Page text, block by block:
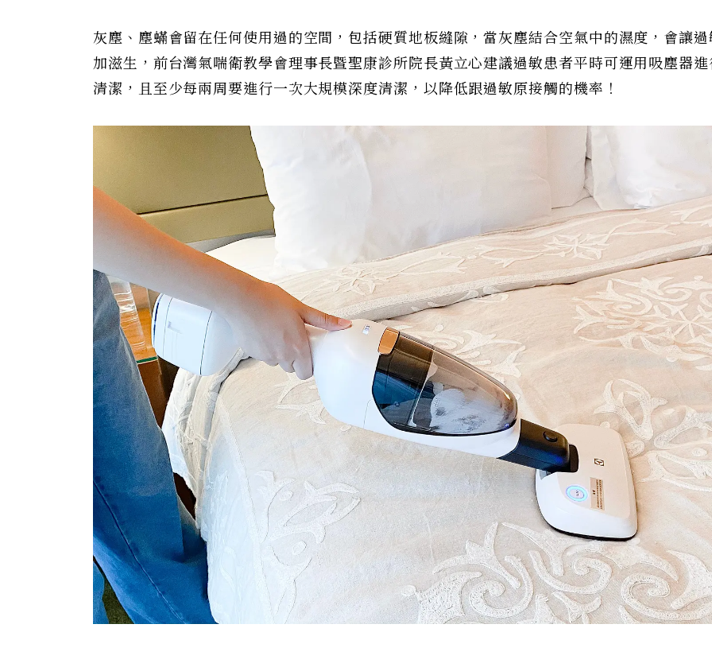
灰塵、塵蟎會留在任何使用過的空間，包括硬質地板縫隙，當灰塵結合空氣中的濕度，會讓
加滋生，前台灣氣喘衛教學會理事長暨聖康診所院長黃立心建議過敏患者平時可運用吸塵器
清潔，且至少每兩周要進行一次大規模深度清潔，以降低跟過敏原接觸的機率！